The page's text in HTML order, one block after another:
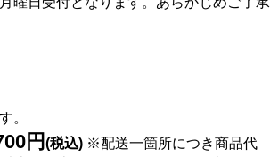
。
円 (税込) ※配送一箇所につき商品代